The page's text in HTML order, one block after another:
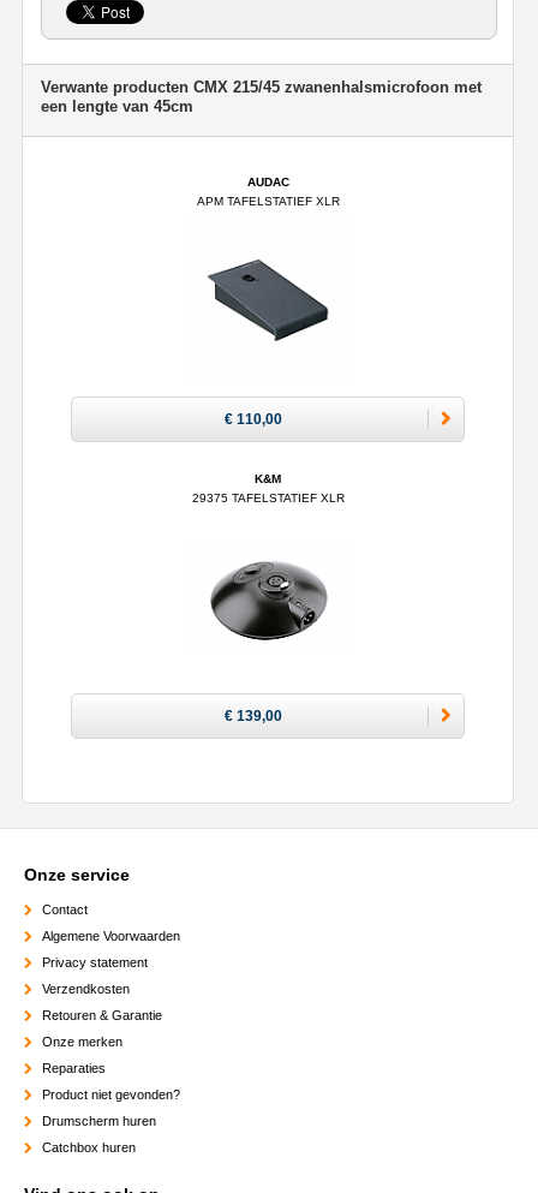
Verwante producten CMX 215/45 zwanenhalsmicrofoon met
een lengte van 45cm
AUDAC
APM TAFELSTATIEF XLR
€ 110,00
K&M
29375 TAFELSTATIEF XLR
€ 139,00
Onze service
Contact
Algemene Voorwaarden
Privacy statement
Verzendkosten
Retouren & Garantie
Onze merken
Reparaties
Product niet gevonden?
Drumscherm huren
Catchbox huren